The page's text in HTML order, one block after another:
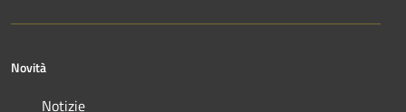
Novità
Notizie